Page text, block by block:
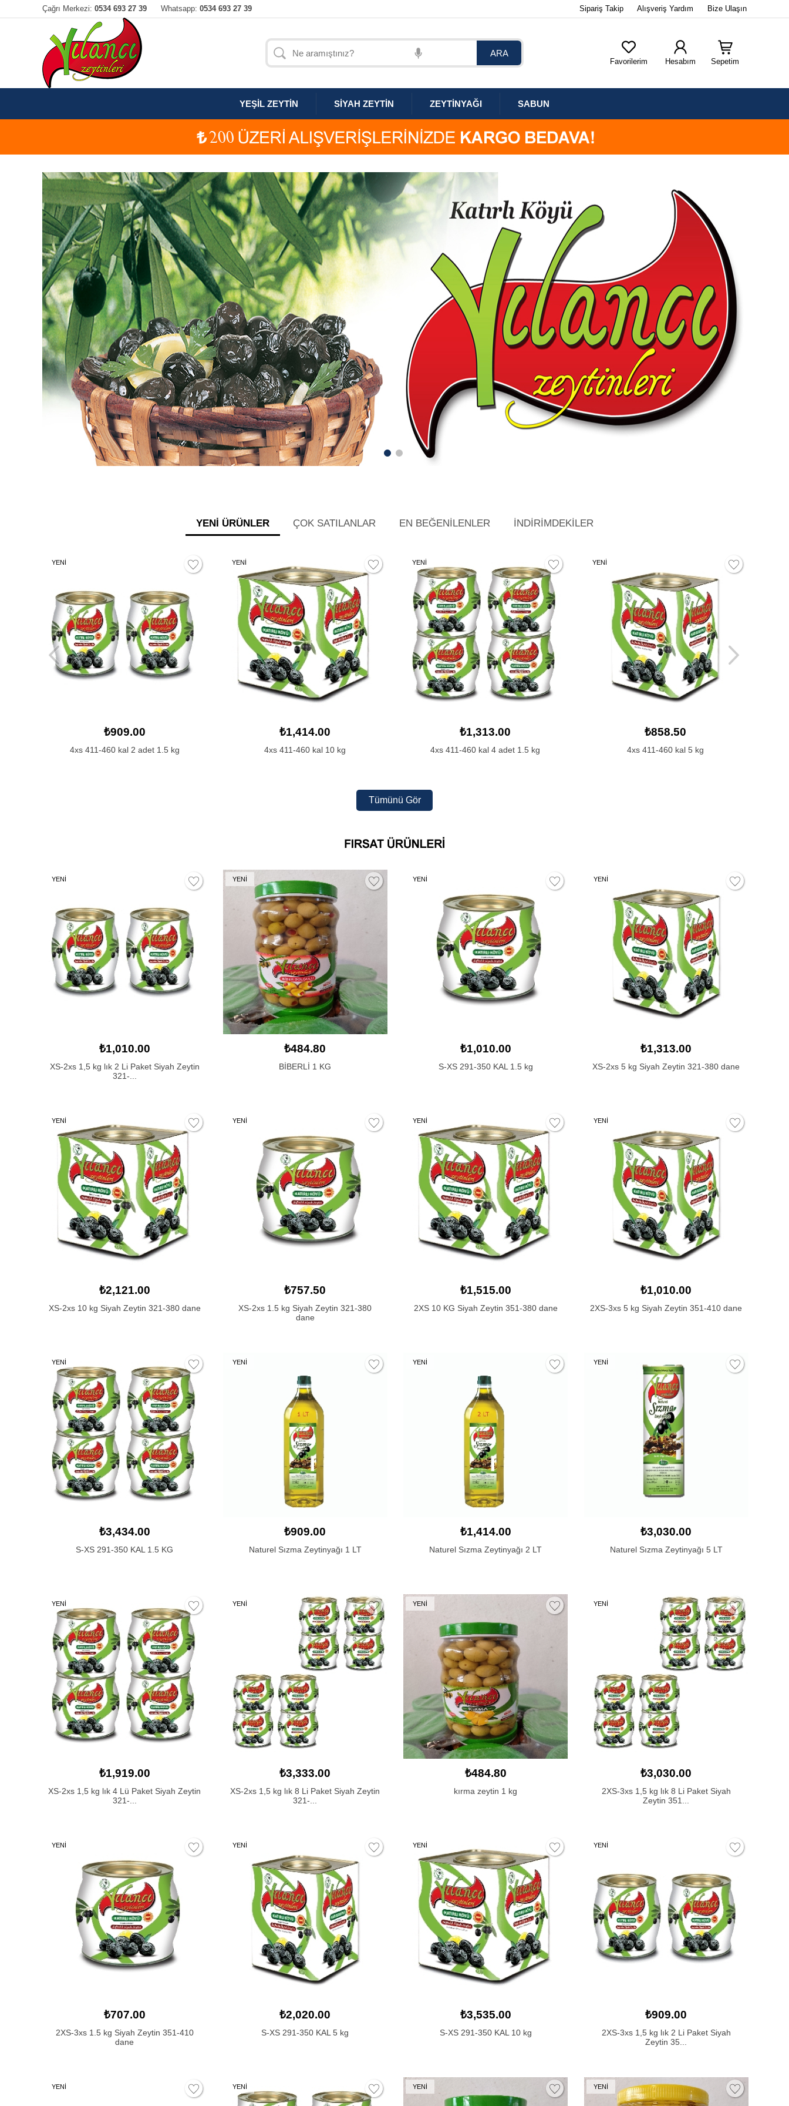
Çağrı Merkezi: 0534 693 27 39 Whatsapp: 0534 693 27 39 Sipariş Takip Alışveriş Yardım Bize Ulaşın
Favorilerim Hesabım Sepetim
YEŞİL ZEYTİN SİYAH ZEYTİN ZEYTİNYAĞI SABUN
YENİ ÜRÜNLER ÇOK SATILANLAR EN BEĞENİLENLER İNDİRİMDEKİLER
YENİ
₺1,414.00
4xs 411-460 kal 10 kg
YENİ
₺1,313.00
4xs 411-460 kal 4 adet 1.5 kg
YENİ
₺858.50
4xs 411-460 kal 5 kg
YENİ
₺1,616.00
kova 2XS-3xs 10 KG Siyah Zeytin 351-
YENİ
₺1,010.00
XS-2xs 1,5 kg lık 2 Li Paket Siyah Zeytin
321-...
YENİ
₺484.80
BİBERLİ 1 KG
YENİ
₺1,010.00
S-XS 291-350 KAL 1.5 kg
YENİ
₺1,313.00
XS-2xs 5 kg Siyah Zeytin 321-380 dane
YENİ
₺2,121.00
XS-2xs 10 kg Siyah Zeytin 321-380 dane
YENİ
₺757.50
XS-2xs 1.5 kg Siyah Zeytin 321-380
dane
YENİ
₺1,515.00
2XS 10 KG Siyah Zeytin 351-380 dane
YENİ
₺1,010.00
2XS-3xs 5 kg Siyah Zeytin 351-410 dane
YENİ
₺3,434.00
S-XS 291-350 KAL 1.5 KG
YENİ
₺909.00
Naturel Sızma Zeytinyağı 1 LT
YENİ
₺1,414.00
Naturel Sızma Zeytinyağı 2 LT
YENİ
₺3,030.00
Naturel Sızma Zeytinyağı 5 LT
YENİ
₺1,919.00
XS-2xs 1,5 kg lık 4 Lü Paket Siyah Zeytin
321-...
YENİ
₺3,333.00
XS-2xs 1,5 kg lık 8 Li Paket Siyah Zeytin
321-...
YENİ
₺484.80
kırma zeytin 1 kg
YENİ
₺3,030.00
2XS-3xs 1,5 kg lık 8 Li Paket Siyah
Zeytin 351...
YENİ
₺707.00
2XS-3xs 1.5 kg Siyah Zeytin 351-410
dane
YENİ
₺2,020.00
S-XS 291-350 KAL 5 kg
YENİ
₺3,535.00
S-XS 291-350 KAL 10 kg
YENİ
₺909.00
2XS-3xs 1,5 kg lık 2 Li Paket Siyah
Zeytin 35...
YENİ YENİ YENİ YENİ